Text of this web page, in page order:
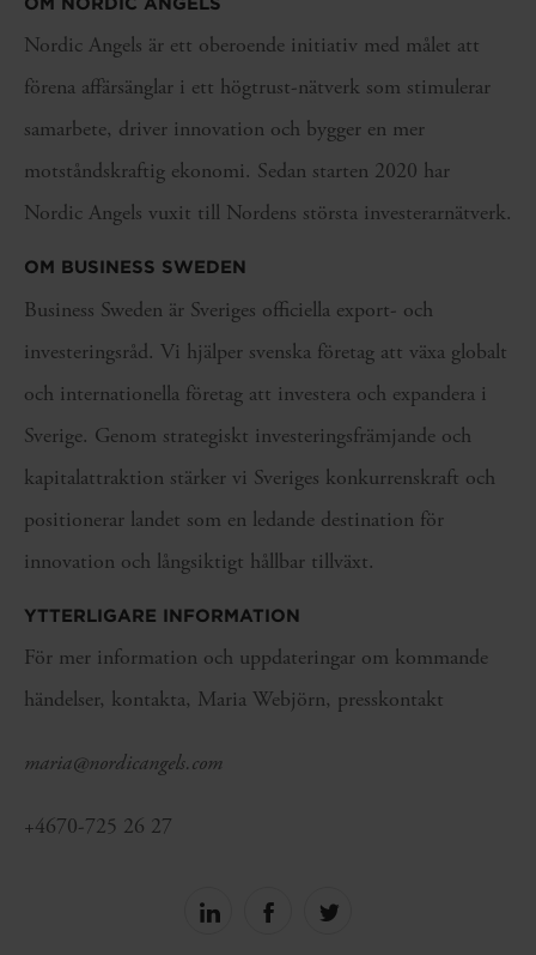
Nordic Angels är ett oberoende initiativ med målet att
förena affärsänglar i ett högtrust-nätverk som stimulerar
samarbete, driver innovation och bygger en mer
motståndskraftig ekonomi. Sedan starten 2020 har
Nordic Angels vuxit till Nordens största investerarnätverk.
OM BUSINESS SWEDEN
Business Sweden är Sveriges officiella export- och
investeringsråd. Vi hjälper svenska företag att växa globalt
och internationella företag att investera och expandera i
Sverige. Genom strategiskt investeringsfrämjande och
kapitalattraktion stärker vi Sveriges konkurrenskraft och
positionerar landet som en ledande destination för
innovation och långsiktigt hållbar tillväxt.
YTTERLIGARE INFORMATION
För mer information och uppdateringar om kommande
händelser, kontakta, Maria Webjörn, presskontakt
maria@nordicangels.com
+4670-725 26 27
Share
Share
Share